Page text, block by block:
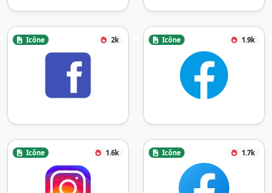
Icône 2k Icône 1.9k
Icône 1.6k Icône 1.7k